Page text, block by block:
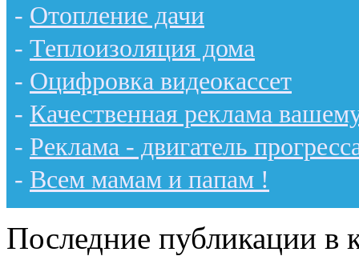
- Отопление дачи
- Теплоизоляция дома
- Оцифровка видеокассет
- Качественная реклама
- Реклама - двигатель
- Всем мамам и папам !
Последние публикации в